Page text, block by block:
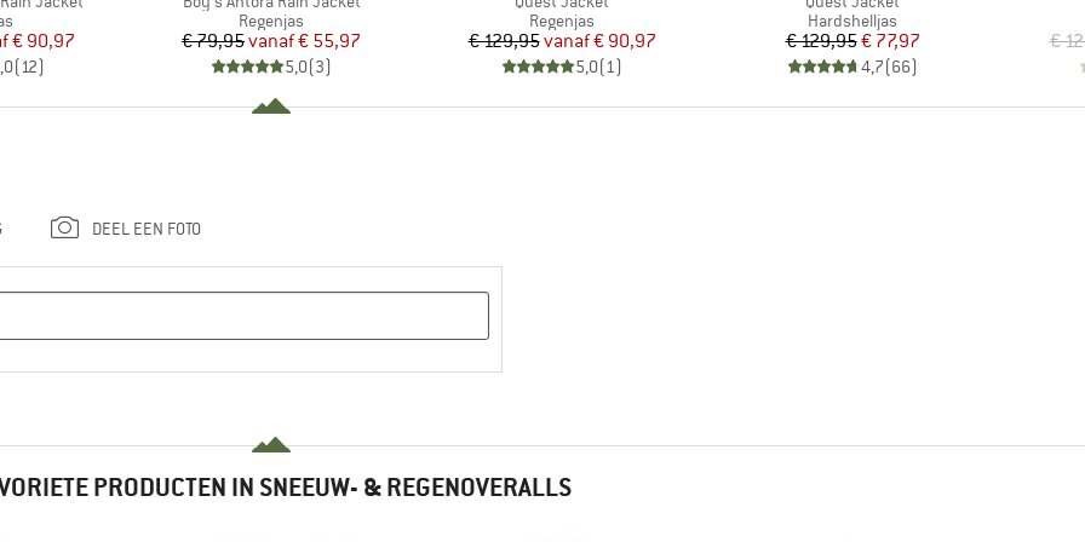
prijs
€ 90,97
(12)
Productgroep
Regenjas
Prijs
€ 79,95 Verlaagde prijs
vanaf€ 55,97
5,0(3)
Productgroep
Regenjas
Prijs
€ 129,95 Verlaagde prijs
vanaf€ 90,97
5,0(1)
Productgroep
Hardshelljas
Prijs
€ 129,95Verlaagde prijs
€ 77,97
4,7(66)
€
DEEL EEN FOTO
PRODUCTEN IN SNEEUW- & REGENOVERALLS